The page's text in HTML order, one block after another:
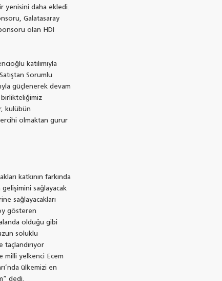
yenisini daha ekledi.
Galatasaray
olan HDI
katılımıyla
Sorumlu
güçlenerek devam
kulübün
olmaktan gurur
katkının farkında
sağlayacak
sağlayacakları
gösteren
olduğu gibi
soluklu
milli yelkenci Ecem
ülkemizi en
dedi.